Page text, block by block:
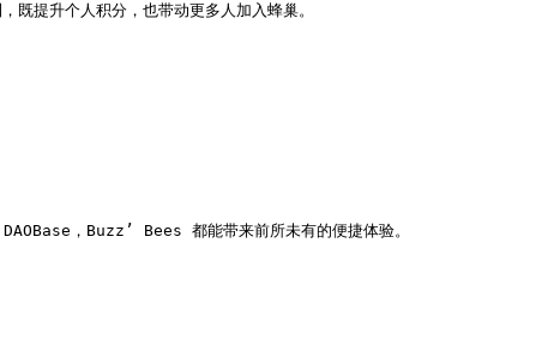
提升个人积分，也带动更多人加入蜂巢。
，Buzz’ Bees 都能带来前所未有的便捷体验。